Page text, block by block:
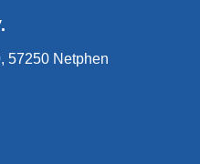
57250 Netphen